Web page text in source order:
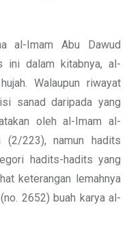
al-Imam Abu Dawud
ini dalam kitabnya, al-
Walaupun riwayat
sanad daripada yang
oleh al-Imam al-
(2/223), namun hadits
hadits-hadits yang
keterangan lemahnya
2652) buah karya al-